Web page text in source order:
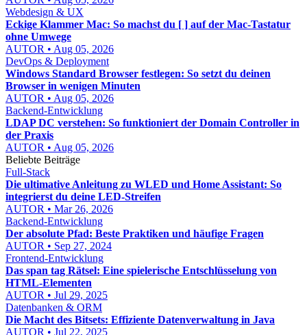
Webdesign & UX
Eckige Klammer Mac: So machst du [ ] auf der Mac-Tastatur
ohne Umwege
AUTOR • Aug 05, 2026
DevOps & Deployment
Windows Standard Browser festlegen: So setzt du deinen
Browser in wenigen Minuten
AUTOR • Aug 05, 2026
Backend-Entwicklung
LDAP DC verstehen: So funktioniert der Domain Controller in
der Praxis
AUTOR • Aug 05, 2026
Beliebte Beiträge
Full-Stack
Die ultimative Anleitung zu WLED und Home Assistant: So
integrierst du deine LED-Streifen
AUTOR • Mar 26, 2026
Backend-Entwicklung
Der absolute Pfad: Beste Praktiken und häufige Fragen
AUTOR • Sep 27, 2024
Frontend-Entwicklung
Das span tag Rätsel: Eine spielerische Entschlüsselung von
HTML-Elementen
AUTOR • Jul 29, 2025
Datenbanken & ORM
Die Macht des Bitsets: Effiziente Datenverwaltung in Java
AUTOR • Jul 22, 2025